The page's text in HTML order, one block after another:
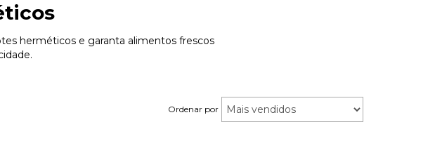
herméticos e garanta alimentos frescos
Ordenar por